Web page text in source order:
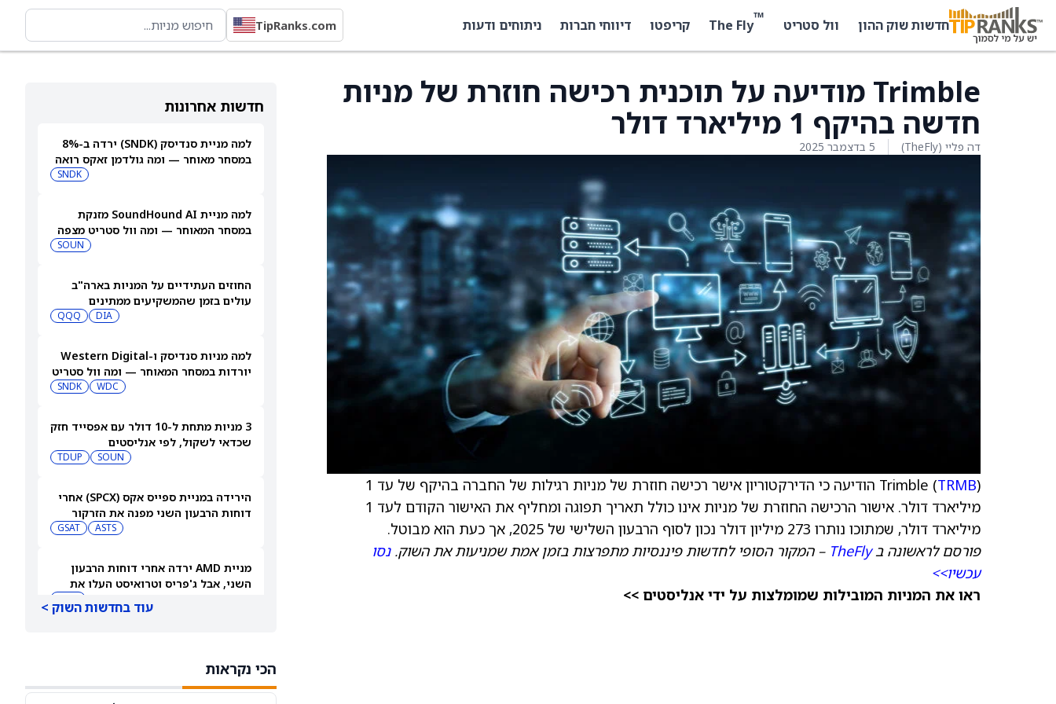
חדשות שוק ההון וול סטריט ™
The Fly קריפטו דיווחי חברות ניתוחים ודעות TipRanks.com
חדשות אחרונות
למה מניית סנדיסק (SNDK) ירדה ב-8%
במסחר מאוחר — ומה גולדמן זאקס רואה
SNDK
למה מניית SoundHound AI מזנקת
במסחר המאוחר — ומה וול סטריט מצפה
SOUN
החוזים העתידיים על המניות בארה"ב
עולים בזמן שהמשקיעים ממתינים
DIA
QQQ
למה מניות סנדיסק ו-Western Digital
יורדות במסחר המאוחר — ומה וול סטריט
WDC
SNDK
3 מניות מתחת ל-10 דולר עם אפסייד חזק
שכדאי לשקול, לפי אנליסטים
SOUN
TDUP
הירידה במניית ספייס אקס (SPCX) אחרי
דוחות הרבעון השני מפנה את הזרקור
לקרנות סל חלל עם חשיפה גבוהה
ASTS
GSAT
מניית AMD ירדה אחרי דוחות הרבעון
השני, אבל ג'פריס וטרואיסט העלו את
עוד בחדשות השוק >
הכי נקראות
Trimble מודיעה על תוכנית רכישה חוזרת של מניות
חדשה בהיקף 1 מיליארד דולר
דה פליי (TheFly) 5 בדצמבר 2025
Trimble (TRMB
) הודיעה כי הדירקטוריון אישר רכישה חוזרת של מניות רגילות של החברה בהיקף של עד 1
מיליארד דולר. אישור הרכישה החוזרת של מניות אינו כולל תאריך תפוגה ומחליף את האישור הקודם לעד 1
מיליארד דולר, שמתוכו נותרו 273 מיליון דולר נכון לסוף הרבעון השלישי של 2025, אך כעת הוא מבוטל.
פורסם לראשונה בTheFly – המקור הסופי לחדשות פיננסיות מתפרצות בזמן אמת שמניעות את השוק.נסו
עכשיו>>
ראו את המניות המובילות שמומלצות על ידי אנליסטים >>